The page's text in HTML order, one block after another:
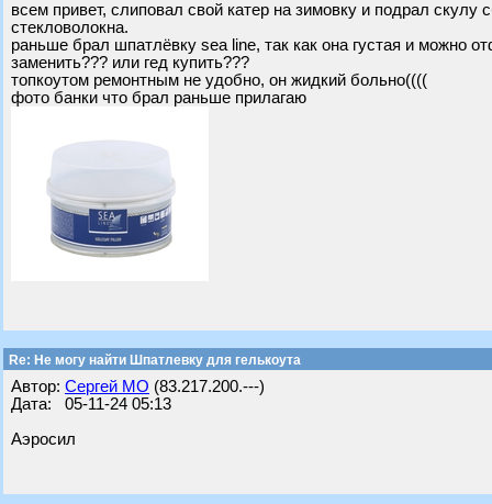
всем привет, слиповал свой катер на зимовку и подрал
стекловолокна.
раньше брал шпатлёвку sea line, так как она густая и можно
заменить??? или гед купить???
топкоутом ремонтным не удобно, он жидкий больно((((
фото банки что брал раньше прилагаю
Re: Не могу найти Шпатлевку для гелькоута
Автор: Сергей МО (83.217.200.---)
Дата: 05-11-24 05:13
Аэросил